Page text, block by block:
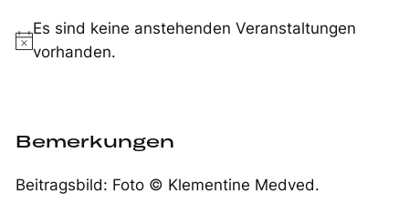
Notice
Es sind keine anstehenden Veranstaltungen
vorhanden.
Bemerkungen
Beitragsbild: Foto © Klementine Medved.